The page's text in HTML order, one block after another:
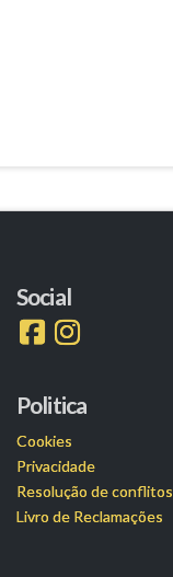
Social
Politica
Cookies
Privacidade
Resolução de conflitos
Livro de Reclamações